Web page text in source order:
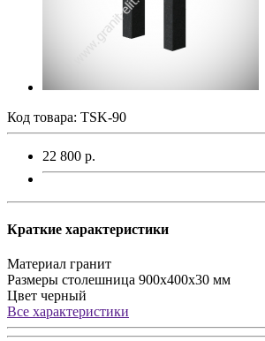
Код товара: TSK-90
22 800 р.
Краткие характеристики
Материал гранит
Размеры столешница 900х400х30 мм
Цвет черный
Все характеристики